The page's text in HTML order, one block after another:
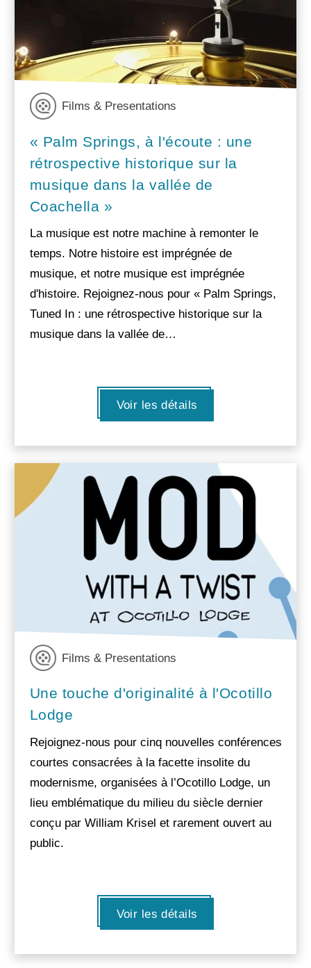
Films & Presentations
« Palm Springs, à l'écoute : une
rétrospective historique sur la
musique dans la vallée de
Coachella »
La musique est notre machine à remonter le
temps. Notre histoire est imprégnée de
musique, et notre musique est imprégnée
d'histoire. Rejoignez-nous pour « Palm Springs,
Tuned In : une rétrospective historique sur la
musique dans la vallée de…
Voir les détails
Films & Presentations
Une touche d'originalité à l'Ocotillo
Lodge
Rejoignez-nous pour cinq nouvelles conférences
courtes consacrées à la facette insolite du
modernisme, organisées à l’Ocotillo Lodge, un
lieu emblématique du milieu du siècle dernier
conçu par William Krisel et rarement ouvert au
public.
Voir les détails